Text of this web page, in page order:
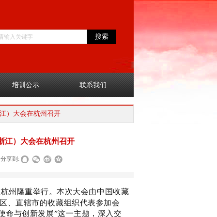
）大会在杭州召开
搜索
培训公示 联系我们
江）大会在杭州召开
分享到:
州隆重举行。本次大会由中国收藏
、直辖市的收藏组织代表参加会
命与创新发展”这一主题，深入交